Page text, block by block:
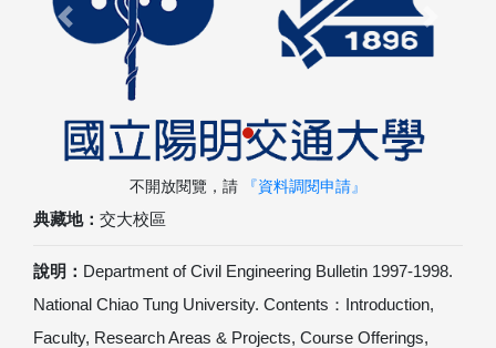
典藏地： 交大校區
說明： Department of Civil Engineering Bulletin 1997-1998.
National Chiao Tung University. Contents：Introduction,
Faculty, Research Areas & Projects, Course Offerings,
Previous Next
不開放閱覽，請 『資料調閱申請』